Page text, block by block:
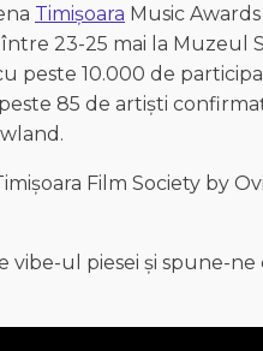
Timișoara Music Awards
între 23-25 mai la Muzeul
peste 10.000 de
85 de artiști
Film Society by
vibe-ul piesei și spune-ne